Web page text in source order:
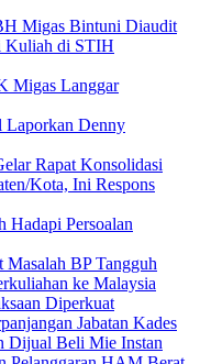
Migas Bintuni Diaudit
Kuliah di STIH
Migas Langgar
Laporkan Denny
Rapat Konsolidasi
Kota, Ini Respons
Hadapi Persoalan
BP Tangguh
ke Malaysia
Diperkuat
Jabatan Kades
Dijual Beli Mie Instan